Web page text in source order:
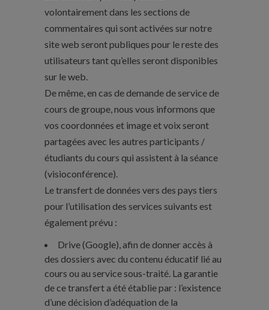
volontairement dans les sections de
commentaires qui sont activées sur notre
site web seront publiques pour le reste des
utilisateurs tant qu’elles seront disponibles
sur le web.
De même, en cas de demande de service de
cours de groupe, nous vous informons que
vos coordonnées et image et voix seront
partagées avec les autres participants /
étudiants du cours qui assistent à la séance
(visioconférence).
Le transfert de données vers des pays tiers
pour l’utilisation des services suivants est
également prévu :
Drive (Google), afin de donner accès à
des dossiers avec du contenu éducatif lié au
cours ou au service sous-traité. La garantie
de ce transfert a été établie par : l’existence
d’une décision d’adéquation de la